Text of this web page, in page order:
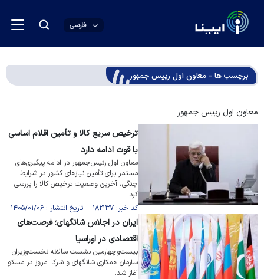
فارسی
برچسب ها - معاون اول رییس جمهور
معاون اول رییس جمهور
ترخیص سریع کالا و تأمین اقلام اساسی
با قوت ادامه دارد
معاون اول رئیس‌جمهور در ادامه پیگیری‌های
مستمر برای تأمین نیاز‌های کشور در شرایط
جنگی، آخرین وضعیت ترخیص کالا را بررسی
کرد.
کد خبر: ۱۸۲۱۳۷ تاریخ انتشار : ۱۴۰۵/۰۱/۰۶
ایران در اجلاس شانگهای؛ فرصت‌های
اقتصادی در اوراسیا
بیست‌وچهارمین نشست سالانه نخست‌وزیران
سازمان همکاری شانگهای و شرکا امروز در مسکو
آغاز شد.